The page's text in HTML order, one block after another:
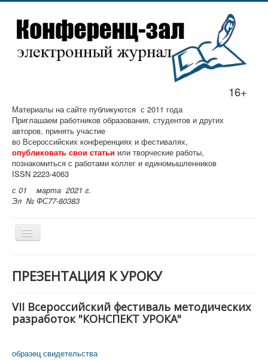
16+
Материалы на сайте публикуются с 2011 года
Приглашаем работников образования, студентов и других
авторов, принять участие
во Всероссийских конференциях и фестивалях,
опубликовать свои статьи или творческие работы,
познакомиться с работами коллег и единомышленников
ISSN 2223-4063
с 01 марта 2021 г.
Эл № ФС77-80383
О журнале "Конференц-зал"
Конференции (активные)
Фестивали
ПРЕЗЕНТАЦИЯ К УРОКУ
VII Всероссийский фестиваль методических
разработок "КОНСПЕКТ УРОКА"
образец свидетельства